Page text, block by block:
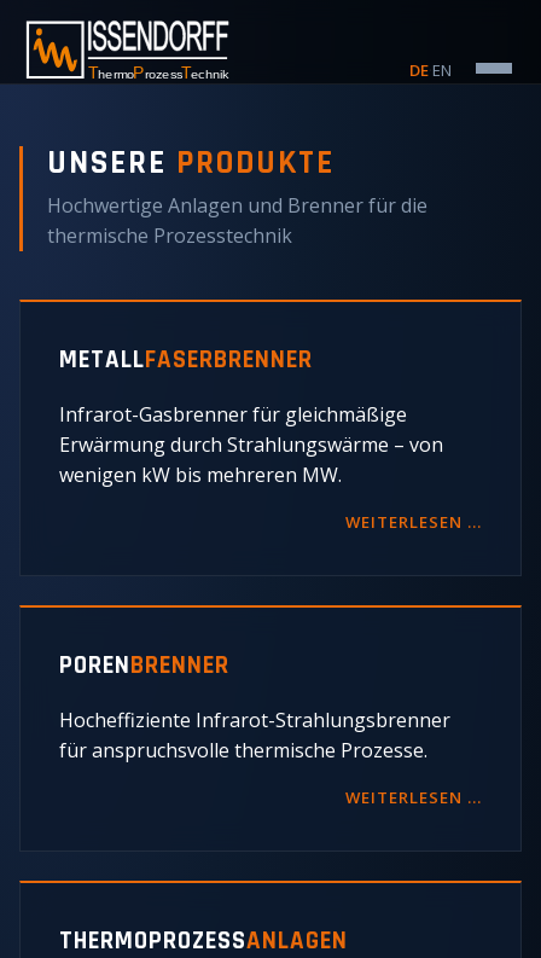
DEEN
UNSERE PRODUKTE
Hochwertige Anlagen und Brenner für die
thermische Prozesstechnik
METALLFASERBRENNER
Infrarot-Gasbrenner für gleichmäßige
Erwärmung durch Strahlungswärme – von
wenigen kW bis mehreren MW.
WEITERLESEN …
PORENBRENNER
Hocheffiziente Infrarot-Strahlungsbrenner
für anspruchsvolle thermische Prozesse.
WEITERLESEN …
THERMOPROZESSANLAGEN